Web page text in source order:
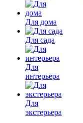
Для дома
Для сада
Для
интерьера
Для
экстерьера